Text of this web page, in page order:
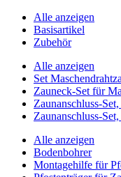
Alle anzeigen
Basisartikel
Zubehör
Alle anzeigen
Set
Zauneck-Set für
Zaunanschluss-
Zaunanschluss-
Alle anzeigen
Bodenbohrer
Montagehilfe für